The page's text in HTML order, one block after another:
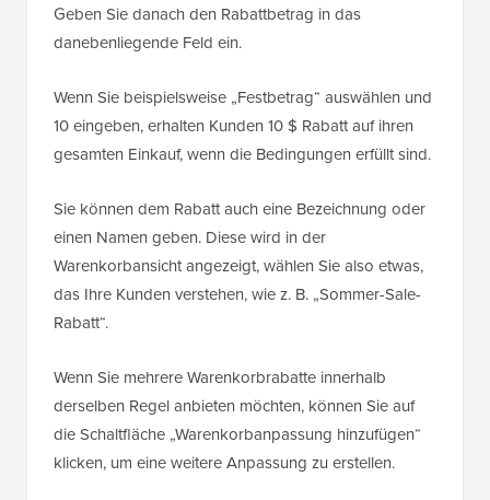
Geben Sie danach den Rabattbetrag in das
danebenliegende Feld ein.
Wenn Sie beispielsweise „Festbetrag“ auswählen und
10 eingeben, erhalten Kunden 10 $ Rabatt auf ihren
gesamten Einkauf, wenn die Bedingungen erfüllt sind.
Sie können dem Rabatt auch eine Bezeichnung oder
einen Namen geben. Diese wird in der
Warenkorbansicht angezeigt, wählen Sie also etwas,
das Ihre Kunden verstehen, wie z. B. „Sommer-Sale-
Rabatt“.
Wenn Sie mehrere Warenkorbrabatte innerhalb
derselben Regel anbieten möchten, können Sie auf
die Schaltfläche „Warenkorbanpassung hinzufügen“
klicken, um eine weitere Anpassung zu erstellen.